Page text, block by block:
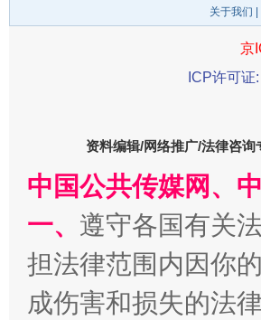
关于我们
京
ICP许可
资料编辑/网络推广/法律咨询
中国公共传媒网、
一、 遵守各国有关
担法律范围内因你
成伤害和损失的法